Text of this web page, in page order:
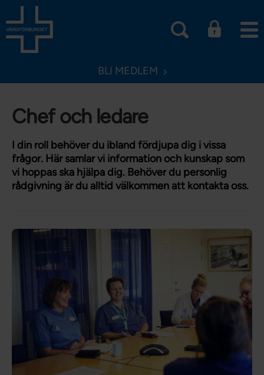
BLI MEDLEM
Chef och ledare
I din roll behöver du ibland fördjupa dig i vissa
frågor. Här samlar vi information och kunskap som
vi hoppas ska hjälpa dig. Behöver du personlig
rådgivning är du alltid välkommen att kontakta oss.